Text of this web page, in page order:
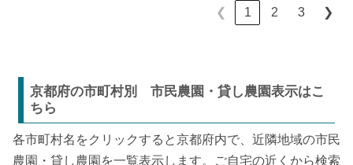
❮ 1 2 3 ❯
京都府の市町村別 市民農園・貸し農園表示はこ
ちら
各市町村名をクリックすると京都府内で、近隣地域の市民
農園・貸し農園を一覧表示します。ご自宅の近くから検索